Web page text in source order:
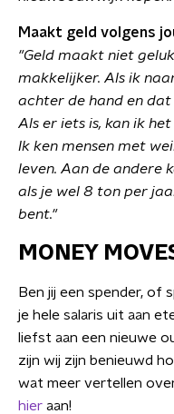
Maakt geld volgens
"Geld maakt niet
makkelijker. Als ik
achter de hand en
Als er iets is, kan ik
Ik ken mensen met
leven. Aan de andere
als je wel 8 ton per
bent."
MONEY
Ben jij een spender, of
je hele salaris uit aan
liefst aan een nieuwe
zijn wij zijn benieuwd
wat meer vertellen
hier aan!